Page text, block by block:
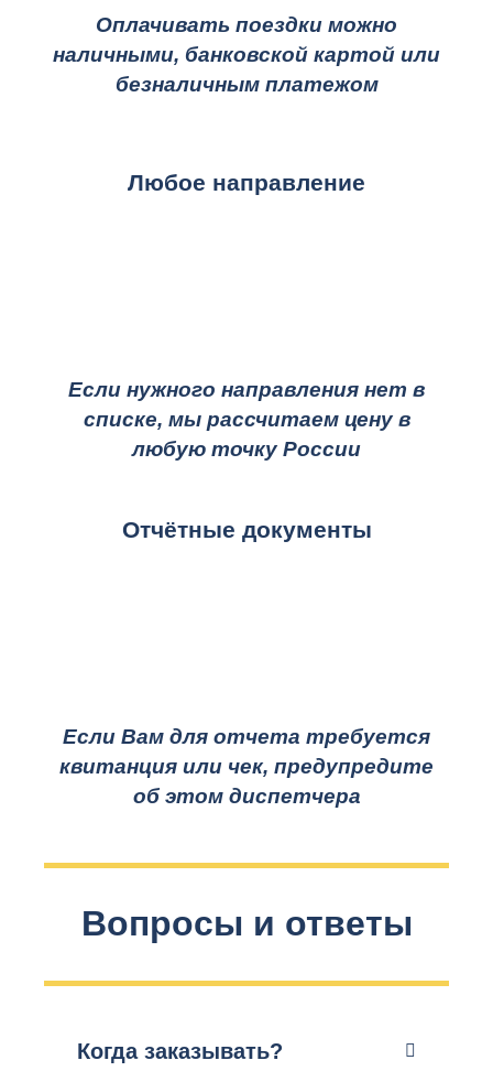
Оплачивать поездки можно
наличными, банковской картой или
безналичным платежом
Любое направление
Если нужного направления нет в
списке, мы рассчитаем цену в
любую точку России
Отчётные документы
Если Вам для отчета требуется
квитанция или чек, предупредите
об этом диспетчера
Вопросы и ответы
Когда заказывать?